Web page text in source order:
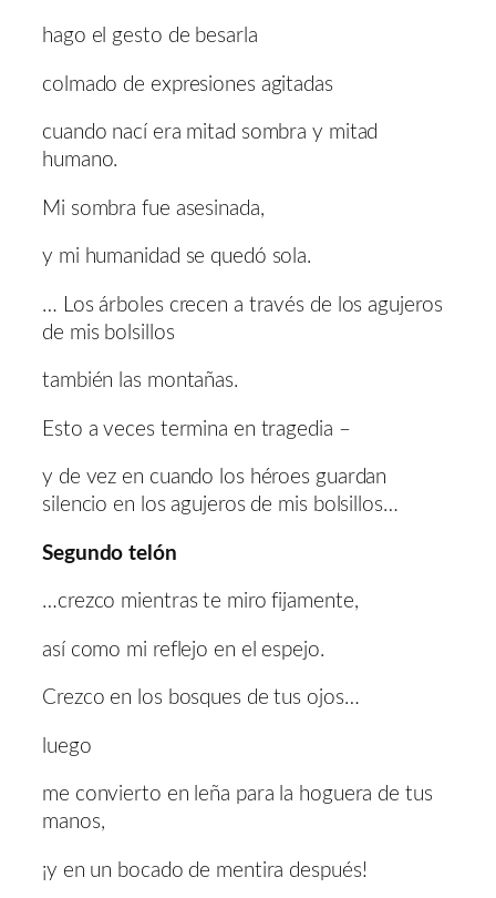
hago el gesto de besarla
colmado de expresiones agitadas
cuando nací era mitad sombra y mitad
humano.
Mi sombra fue asesinada,
y mi humanidad se quedó sola.
… Los árboles crecen a través de los agujeros
de mis bolsillos
también las montañas.
Esto a veces termina en tragedia –
y de vez en cuando los héroes guardan
silencio en los agujeros de mis bolsillos…
Segundo telón
…crezco mientras te miro fijamente,
así como mi reflejo en el espejo.
Crezco en los bosques de tus ojos…
luego
me convierto en leña para la hoguera de tus
manos,
¡y en un bocado de mentira después!